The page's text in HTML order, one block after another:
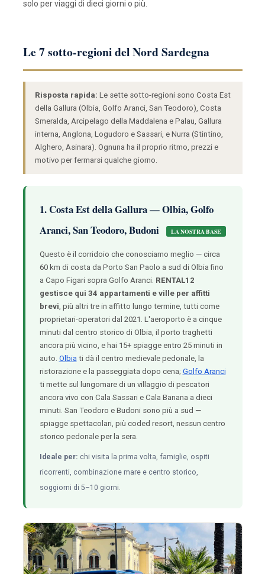
solo per viaggi di dieci giorni o più.
Le 7 sotto-regioni del Nord Sardegna
Risposta rapida: Le sette sotto-regioni sono Costa Est
della Gallura (Olbia, Golfo Aranci, San Teodoro), Costa
Smeralda, Arcipelago della Maddalena e Palau, Gallura
interna, Anglona, Logudoro e Sassari, e Nurra (Stintino,
Alghero, Asinara). Ognuna ha il proprio ritmo, prezzi e
motivo per fermarsi qualche giorno.
1. Costa Est della Gallura — Olbia, Golfo
Aranci, San Teodoro, Budoni
LA NOSTRA BASE
Questo è il corridoio che conosciamo meglio — circa
60 km di costa da Porto San Paolo a sud di Olbia fino
a Capo Figari sopra Golfo Aranci. RENTAL12
gestisce qui 34 appartamenti e ville per affitti
brevi , più altri tre in affitto lungo termine, tutti come
proprietari-operatori dal 2021. L'aeroporto è a cinque
minuti dal centro storico di Olbia, il porto traghetti
ancora più vicino, e hai 15+ spiagge entro 25 minuti in
auto. Olbia ti dà il centro medievale pedonale, la
ristorazione e la passeggiata dopo cena; Golfo Aranci
ti mette sul lungomare di un villaggio di pescatori
ancora vivo con Cala Sassari e Cala Banana a dieci
minuti. San Teodoro e Budoni sono più a sud —
spiagge spettacolari, più coded resort, nessun centro
storico pedonale per la sera.
Ideale per: chi visita la prima volta, famiglie, ospiti
ricorrenti, combinazione mare e centro storico,
soggiorni di 5–10 giorni.